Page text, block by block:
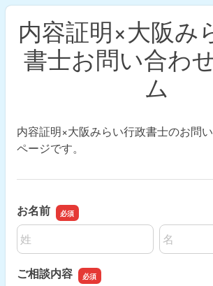
内容証明×大阪み
書士お問い合わ
ム
内容証明×大阪みらい行政書士のお問
ページです。
お名前
名前の姓
名前の名
ご相談内容